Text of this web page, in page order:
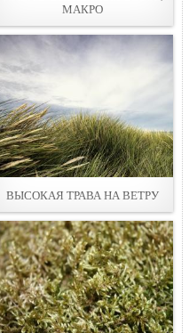
МАКРО
ВЫСОКАЯ ТРАВА НА ВЕТРУ